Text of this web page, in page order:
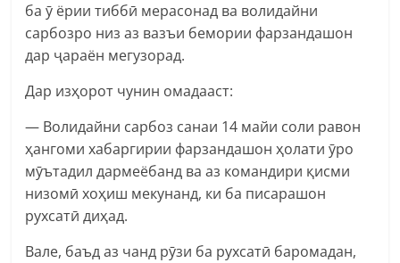
ба ӯ ёрии тиббӣ мерасонад ва волидайни
сарбозро низ аз вазъи бемории фарзандашон
дар ҷараён мегузорад.
Дар изҳорот чунин омадааст:
— Волидайни сарбоз санаи 14 майи соли равон
ҳангоми хабаргирии фарзандашон ҳолати ӯро
мӯътадил дармеёбанд ва аз командири қисми
низомӣ хоҳиш мекунанд, ки ба писарашон
рухсатӣ диҳад.
Вале, баъд аз чанд рӯзи ба рухсатӣ баромадан,